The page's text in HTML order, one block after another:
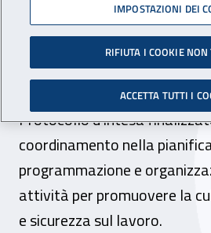
Protocollo
DR Campania e
del CePa
Protocollo d'intesa
coordinamento nella
programmazione e
attività per promuovere la
e sicurezza sul lavoro.
IMPOSTAZIONI DEI
RIFIUTA I COOKIE NON
ACCETTA TUTTI I